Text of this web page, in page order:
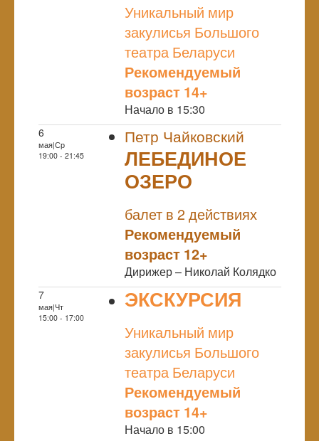
Уникальный мир
закулисья Большого
театра Беларуси
Рекомендуемый
возраст 14+
Начало в 15:30
6
мая|Ср
19:00 - 21:45
Петр Чайковский
ЛЕБЕДИНОЕ
ОЗЕРО
балет в 2 действиях
Рекомендуемый
возраст 12+
Дирижер – Николай Колядко
7
мая|Чт
15:00 - 17:00
ЭКСКУРСИЯ
Уникальный мир
закулисья Большого
театра Беларуси
Рекомендуемый
возраст 14+
Начало в 15:00